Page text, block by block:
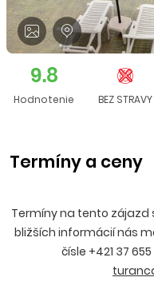
9.8
Hodnotenie BEZ STRAVY
Termíny a ceny
Termíny na tento zájazd
bližších informácií nás
čísle +421 37